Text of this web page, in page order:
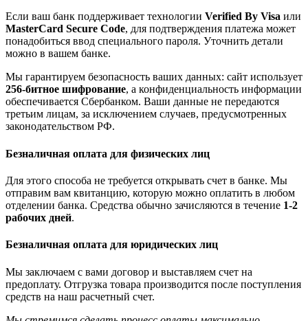
Если ваш банк поддерживает технологии Verified By Visa или
MasterCard Secure Code, для подтверждения платежа может
понадобиться ввод специального пароля. Уточнить детали
можно в вашем банке.
Мы гарантируем безопасность ваших данных: сайт использует
256-битное шифрование, а конфиденциальность информации
обеспечивается Сбербанком. Ваши данные не передаются
третьим лицам, за исключением случаев, предусмотренных
законодательством РФ.
Безналичная оплата для физических лиц
Для этого способа не требуется открывать счет в банке. Мы
отправим вам квитанцию, которую можно оплатить в любом
отделении банка. Средства обычно зачисляются в течение 1-2
рабочих дней.
Безналичная оплата для юридических лиц
Мы заключаем с вами договор и выставляем счет на
предоплату. Отгрузка товара производится после поступления
средств на наш расчетный счет.